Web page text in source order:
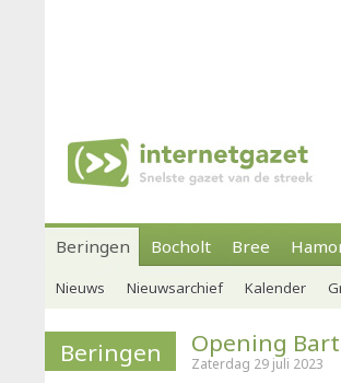
Beringen Bocholt Bree
Nieuws Nieuwsarchief Kalender
Beringen Opening
Zaterdag 29 juli 2023